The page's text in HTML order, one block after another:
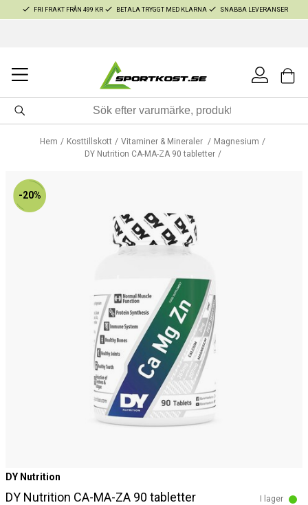
FRI FRAKT FRÅN 499 KR BETALA TRYGGT MED KLARNA SNABBA LEVERANSER
Hem Kosttillskott Vitaminer & Mineraler
Magnesium
DY Nutrition CA-MA-ZA 90 tabletter
-20%
DY Nutrition
DY Nutrition CA-MA-ZA 90 tabletter I lager